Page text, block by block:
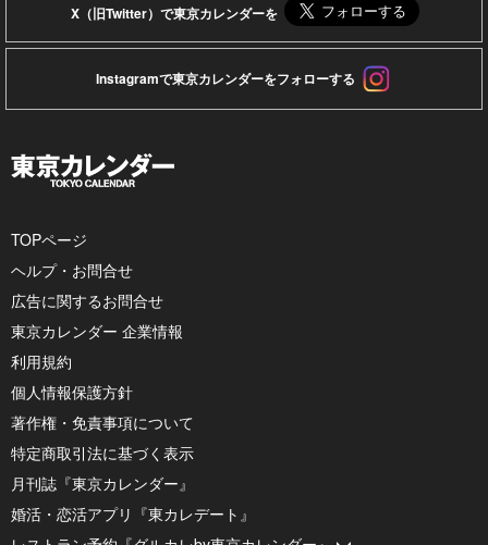
X（旧Twitter）で東京カレンダーを
Instagramで東京カレンダーをフォローする
TOPページ
ヘルプ・お問合せ
広告に関するお問合せ
東京カレンダー 企業情報
利用規約
個人情報保護方針
著作権・免責事項について
特定商取引法に基づく表示
月刊誌『東京カレンダー』
婚活・恋活アプリ『東カレデート』